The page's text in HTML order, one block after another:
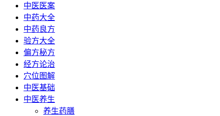
中医医案
中药大全
中药良方
验方大全
偏方秘方
经方论治
穴位图解
中医基础
中医养生
养生药膳